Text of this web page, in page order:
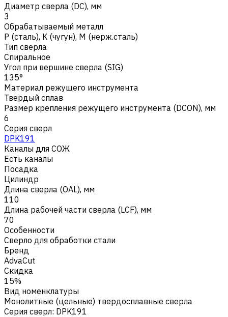
Диаметр сверла (DC), мм
3
Обрабатываемый металл
Р (сталь), K (чугун), M (нерж.сталь)
Тип сверла
Спиральное
Угол при вершине сверла (SIG)
135°
Материал режущего инструмента
Твердый сплав
Размер крепления режущего инструмента (DCON), мм
6
Серия сверл
DPK191
Каналы для СОЖ
Есть каналы
Посадка
Цилиндр
Длина сверла (OAL), мм
110
Длина рабочей части сверла (LCF), мм
70
Особенности
Сверло для обработки стали
Бренд
AdvaCut
Скидка
15%
Вид номенклатуры
Монолитные (цельные) твердосплавные сверла
Серия сверл: DPK191